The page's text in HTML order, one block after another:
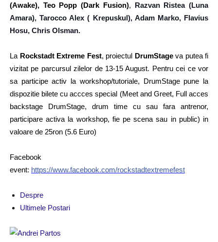
(Awake), Teo Popp (Dark Fusion), Razvan Ristea (Luna
Amara),Tarocco Alex ( Krepuskul), Adam Marko, Flavius
Hosu, Chris Olsman.
La Rockstadt Extreme Fest, proiectul DrumStageva putea fi
vizitat pe parcursul zilelor de 13-15 August. Pentru cei ce vor
sa participe activ la workshop/tutoriale, DrumStage pune la
dispozitie bilete cu accces special (Meet and Greet, Full acces
backstage DrumStage, drum time cu sau fara antrenor,
participare activa la workshop, fie pe scena sau in public) in
valoare de 25ron (5.6 Euro)
Facebook
event: https://www.facebook.com/rockstadtextremefest
Despre
Ultimele Postari